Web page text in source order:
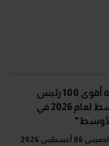
أنكوش أرورا ضمن قائمة أقوى 100 رئيس
تنفيذي في الشرق الأوسط لعام 2026 في
الخميس 06 أغسطس 2026